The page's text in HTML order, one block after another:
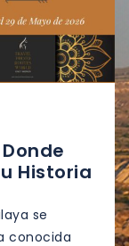
Historia
se
conocida